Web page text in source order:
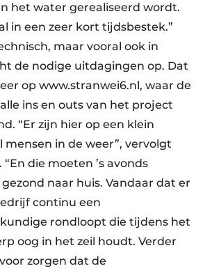
het water gerealiseerd wordt.
in een zeer kort tijdsbestek.”
maar vooral ook in
de nodige uitdagingen op. Dat
op www.stranwei6.nl, waar de
ins en outs van het project
“Er zijn hier op een klein
mensen in de weer”, vervolgt
die moeten ’s avonds
naar huis. Vandaar dat er
continu een
rondloopt die tijdens het
oog in het zeil houdt. Verder
zorgen dat de